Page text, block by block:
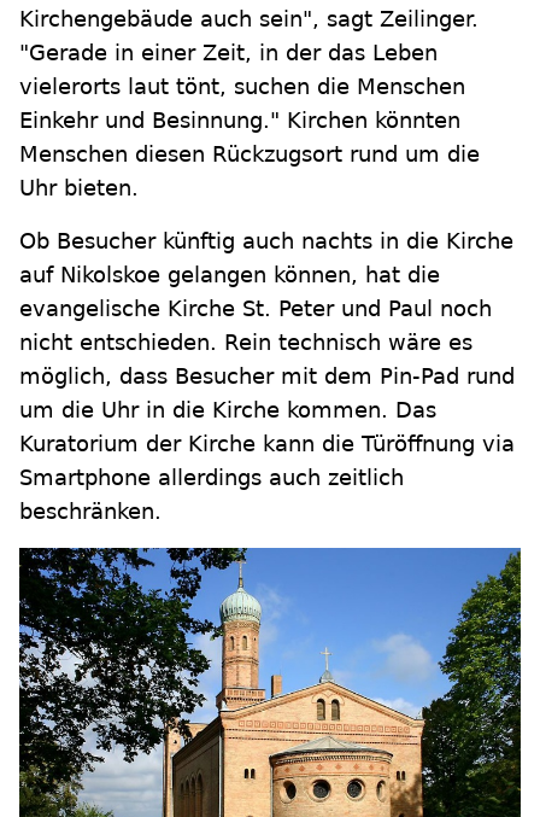
Kirchengebäude auch sein", sagt Zeilinger.
"Gerade in einer Zeit, in der das Leben
vielerorts laut tönt, suchen die Menschen
Einkehr und Besinnung." Kirchen könnten
Menschen diesen Rückzugsort rund um die
Uhr bieten.
Ob Besucher künftig auch nachts in die Kirche
auf Nikolskoe gelangen können, hat die
evangelische Kirche St. Peter und Paul noch
nicht entschieden. Rein technisch wäre es
möglich, dass Besucher mit dem Pin-Pad rund
um die Uhr in die Kirche kommen. Das
Kuratorium der Kirche kann die Türöffnung via
Smartphone allerdings auch zeitlich
beschränken.